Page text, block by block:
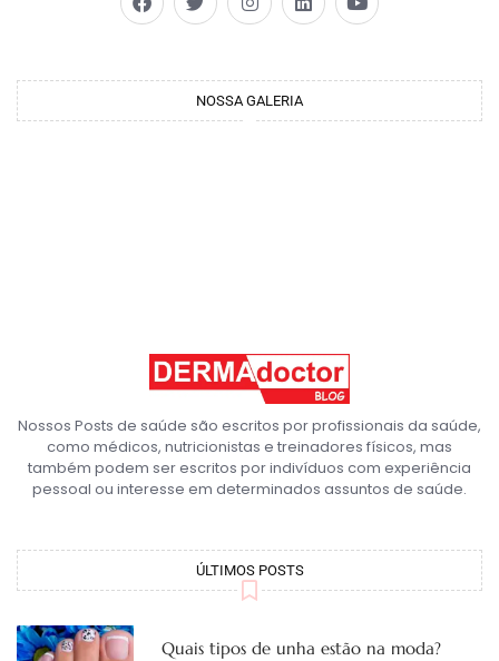
NOSSA GALERIA
Nossos Posts de saúde são escritos por profissionais da saúde,
como médicos, nutricionistas e treinadores físicos, mas
também podem ser escritos por indivíduos com experiência
pessoal ou interesse em determinados assuntos de saúde.
ÚLTIMOS POSTS
Quais tipos de unha estão na moda?